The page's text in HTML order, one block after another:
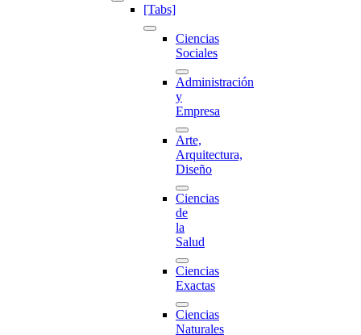
[Tabs]
Ciencias
Sociales
Administración
y
Empresa
Arte,
Arquitectura,
Diseño
Ciencias
de
la
Salud
Ciencias
Exactas
Ciencias
Naturales